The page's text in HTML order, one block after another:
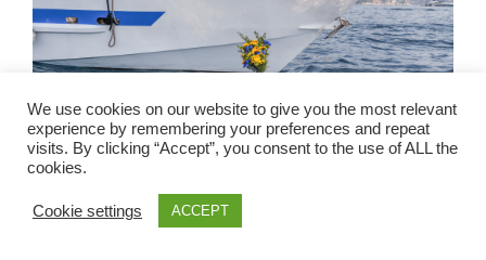
© Simon Tripnaux – Ville de Beaulieu-sur-Mer
We use cookies on our website to give you the most relevant
experience by remembering your preferences and repeat
visits. By clicking “Accept”, you consent to the use of ALL the
cookies.
Cookie settings ACCEPT